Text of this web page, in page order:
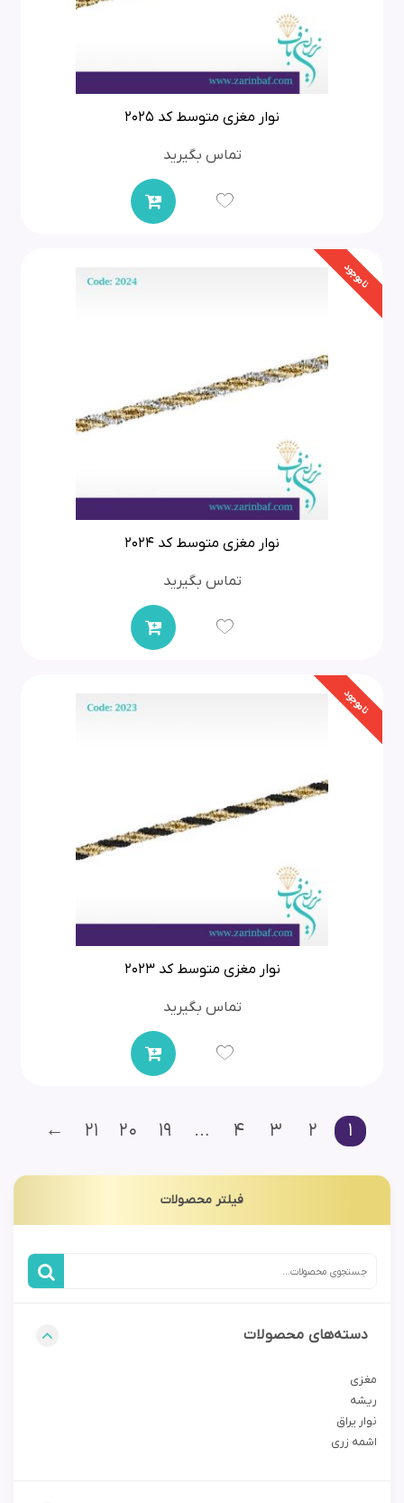
نوار مغزی متوسط کد 2025
تماس بگیرید
ناموجود
نوار مغزی متوسط کد 2024
تماس بگیرید
ناموجود
نوار مغزی متوسط کد 2023
تماس بگیرید
1
2
3
4
…
19
20
21
←
فیلتر محصولات
دسته‌های محصولات
مغزی
ریشه
نوار یراق
اشمه زری